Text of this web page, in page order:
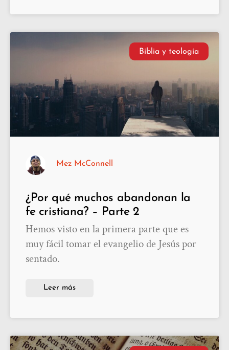
Biblia y teología
¿Por qué muchos abandonan la
fe cristiana? – Parte 2
Hemos visto en la primera parte que es
muy fácil tomar el evangelio de Jesús por
sentado.
Leer más
Mez McConnell